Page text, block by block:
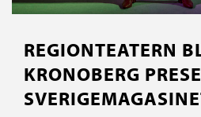
REGIONTEATERN
KRONOBERG